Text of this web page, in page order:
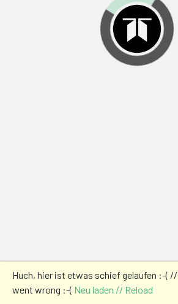
Huch, hier ist etwas schief gelaufen :-(
went wrong :-( Neu laden // Reload